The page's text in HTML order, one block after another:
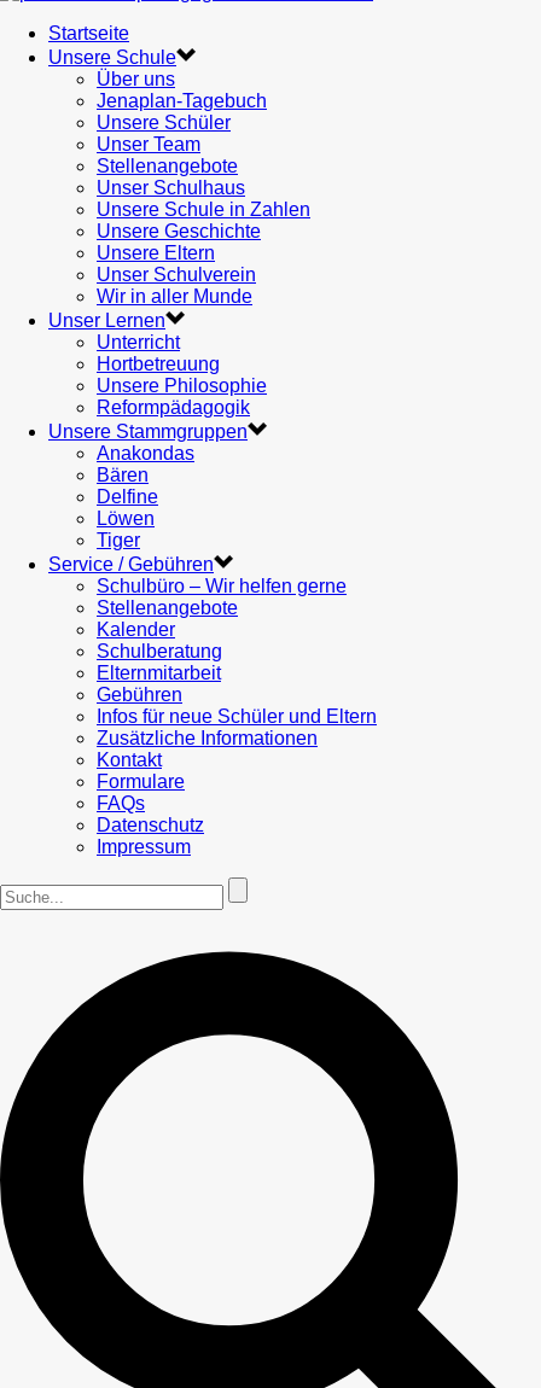
Startseite
Unsere Schule
Über uns
Jenaplan-Tagebuch
Unsere Schüler
Unser Team
Stellenangebote
Unser Schulhaus
Unsere Schule in Zahlen
Unsere Geschichte
Unsere Eltern
Unser Schulverein
Wir in aller Munde
Unser Lernen
Unterricht
Hortbetreuung
Unsere Philosophie
Reformpädagogik
Unsere Stammgruppen
Anakondas
Bären
Delfine
Löwen
Tiger
Service / Gebühren
Schulbüro – Wir helfen gerne
Stellenangebote
Kalender
Schulberatung
Elternmitarbeit
Gebühren
Infos für neue Schüler und Eltern
Zusätzliche Informationen
Kontakt
Formulare
FAQs
Datenschutz
Impressum